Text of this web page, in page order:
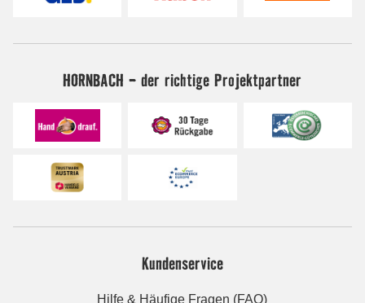
HORNBACH - der richtige Projektpartner
Kundenservice
Hilfe & Häufige Fragen (FAQ)